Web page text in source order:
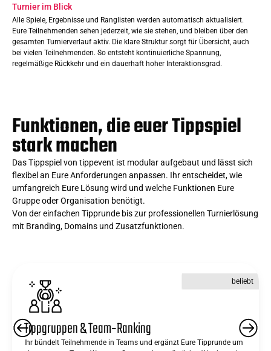
Turnier im Blick
Alle Spiele, Ergebnisse und Ranglisten werden automatisch aktualisiert.
Eure Teilnehmenden sehen jederzeit, wie sie stehen, und bleiben über den
gesamten Turnierverlauf aktiv. Die klare Struktur sorgt für Übersicht, auch
bei vielen Teilnehmenden. So entsteht kontinuierliche Spannung,
regelmäßige Rückkehr und ein dauerhaft hoher Interaktionsgrad.
Funktionen, die euer Tippspiel
stark machen
Das Tippspiel von tippevent ist modular aufgebaut und lässt sich
flexibel an Eure Anforderungen anpassen. Ihr entscheidet, wie
umfangreich Eure Lösung wird und welche Funktionen Eure
Gruppe oder Organisation benötigt.
Von der einfachen Tipprunde bis zur professionellen Turnierlösung
mit Branding, Domains und Zusatzfunktionen.
Tippgruppen & Team‑Ranking
Ihr bündelt Teilnehmende in Teams und ergänzt Eure Tipprunde um
beliebt